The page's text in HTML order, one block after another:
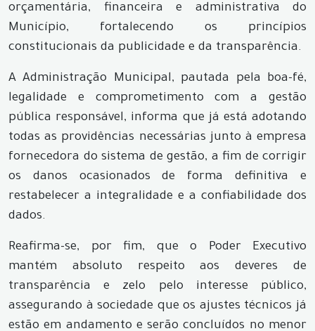
orçamentária, financeira e administrativa do
Município, fortalecendo os princípios
constitucionais da publicidade e da transparência.
A Administração Municipal, pautada pela boa-fé,
legalidade e comprometimento com a gestão
pública responsável, informa que já está adotando
todas as providências necessárias junto à empresa
fornecedora do sistema de gestão, a fim de corrigir
os danos ocasionados de forma definitiva e
restabelecer a integralidade e a confiabilidade dos
dados.
Reafirma-se, por fim, que o Poder Executivo
mantém absoluto respeito aos deveres de
transparência e zelo pelo interesse público,
assegurando à sociedade que os ajustes técnicos já
estão em andamento e serão concluídos no menor